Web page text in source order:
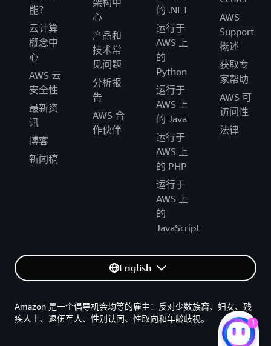
能？
云计算
概念中
心
AWS 云
安全性
最新资
讯
博客
新闻稿
架构中
心
产品和
技术常
见问题
分析报
告
AWS 合
作伙伴
的 .NET
运行于
AWS 上
的
Python
运行于
AWS 上
的 Java
运行于
AWS 上
的 PHP
运行于
AWS 上
的
JavaScript
AWS
Support
概述
获取专
家帮助
AWS 可
访问性
法律
English
Amazon 是一个倡导机会均等的雇主：反对少数族裔、妇女、残
疾人士、退伍军人、性别认同、性取向和年龄歧视。
1